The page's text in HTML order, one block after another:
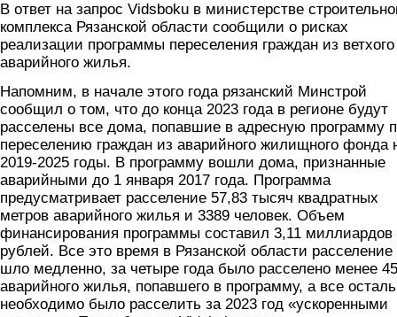
В ответ на запрос Vidsboku в министерстве
комплекса Рязанской области сообщили о рисках
реализации программы переселения граждан из
аварийного жилья.
Напомним, в начале этого года рязанский Минстрой
сообщил о том, что до конца 2023 года в регионе будут
расселены все дома, попавшие в адресную программу
переселению граждан из аварийного жилищного фонда
2019-2025 годы. В программу вошли дома, признанные
аварийными до 1 января 2017 года. Программа
предусматривает расселение 57,83 тысяч квадратных
метров аварийного жилья и 3389 человек. Объем
финансирования программы составил 3,11 миллиардов
рублей. Все это время в Рязанской области расселение
шло медленно, за четыре года было расселено менее
аварийного жилья, попавшего в программу, а все
необходимо было расселить за 2023 год «ускоренными